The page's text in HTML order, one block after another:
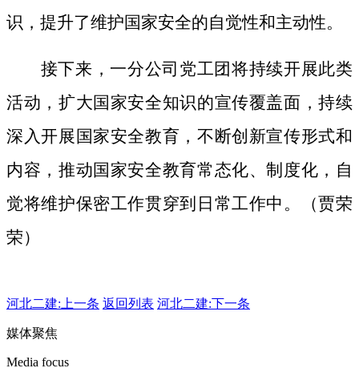
识，提升了维护国家安全的自觉性和主动性。
接下来，一分公司党工团将持续开展此类
活动，扩大国家安全知识的宣传覆盖面，持续
深入开展国家安全教育，不断创新宣传形式和
内容，推动国家安全教育常态化、制度化，自
觉将维护保密工作贯穿到日常工作中。（贾荣
荣）
河北二建: 上一条 返回列表 河北二建:下一条
媒体聚焦
Media focus